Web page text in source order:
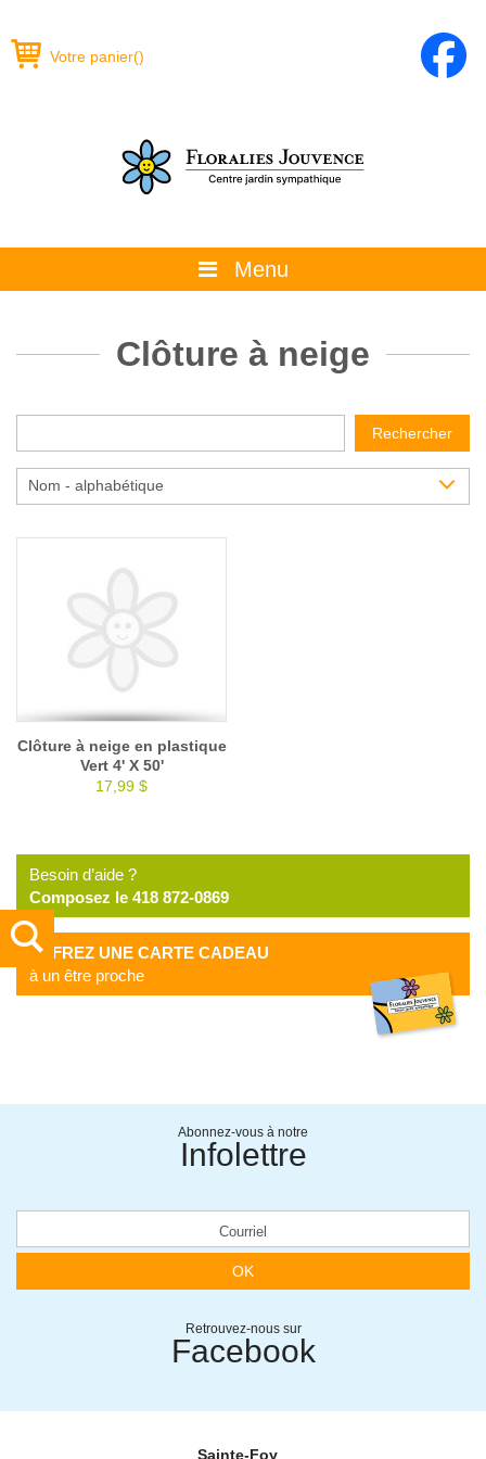
Votre panier()
Menu
La boutique
Conseils
Calendrier horticole
Clôture à neige
Rechercher
Nom - alphabétique
Clôture à neige en plastique
Vert 4' X 50'
17,99 $
Besoin d’aide ?
Composez le 418 872-0869
OFFREZ UNE CARTE CADEAU
à un être proche
Abonnez-vous à notre
Infolettre
OK
Retrouvez-nous sur
Facebook
Sainte-Foy